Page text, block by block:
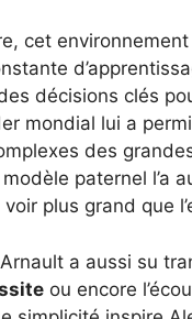
cet
décisions clés
mondial lui a
des
modèle paternel l’a
voir plus grand que
a aussi su
ou encore